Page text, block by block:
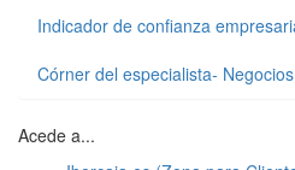
Indicador de confianza
Córner del especialista- Negocios
Acede a...